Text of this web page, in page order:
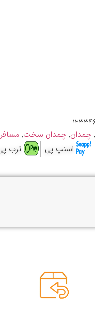
, چمدان, چمدان سخت,
اسنپ پی
ترب